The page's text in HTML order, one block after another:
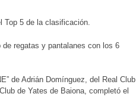
Top 5 de la clasificación.
regatas y pantalanes con los 6
de Adrián Domínguez, del Real Club
de Yates de Baiona, completó el